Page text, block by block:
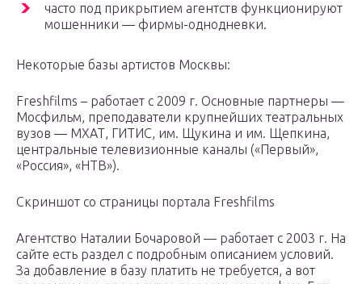
часто под прикрытием агентств функционируют
мошенники — фирмы-однодневки.
Некоторые базы артистов Москвы:
Freshfilms – работает с 2009 г. Основные партнеры —
Мосфильм, преподаватели крупнейших театральных
вузов — МХАТ, ГИТИС, им. Щукина и им. Щепкина,
центральные телевизионные каналы («Первый»,
«Россия», «НТВ»).
Скриншот со страницы портала Freshfilms
Агентство Наталии Бочаровой — работает с 2003 г. На
сайте есть раздел с подробным описанием условий.
За добавление в базу платить не требуется, а вот